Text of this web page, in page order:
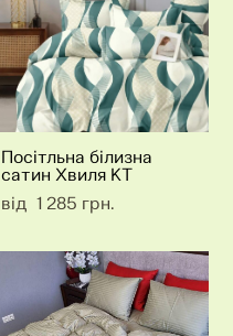
Посітльна білизна
сатин Хвиля КТ
від 1 285 грн.